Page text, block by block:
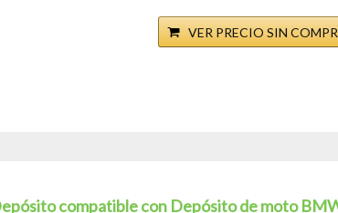
VER PRECIO SIN
compatible con Depósito de moto